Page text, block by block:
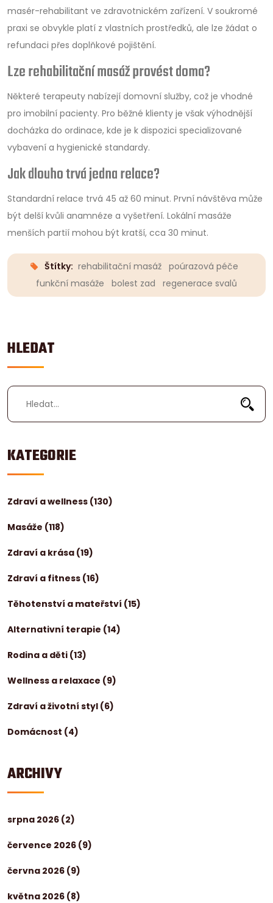
HLEDAT
KATEGORIE
Zdraví a wellness (130)
Masáže (118)
Zdraví a krása (19)
Zdraví a fitness (16)
Těhotenství a mateřství (15)
Alternativní terapie (14)
Rodina a děti (13)
Wellness a relaxace (9)
Zdraví a životní styl (6)
Domácnost (4)
ARCHIVY
srpna 2026 (2)
července 2026 (9)
června 2026 (9)
května 2026 (8)
masér-rehabilitant ve zdravotnickém zařízení. V soukromé
praxi se obvykle platí z vlastních prostředků, ale lze žádat o
refundaci přes doplňkové pojištění.
Lze rehabilitační masáž provést doma?
Některé terapeuty nabízejí domovní služby, což je vhodné
pro imobilní pacienty. Pro běžné klienty je však výhodnější
docházka do ordinace, kde je k dispozici specializované
vybavení a hygienické standardy.
Jak dlouho trvá jedna relace?
Standardní relace trvá 45 až 60 minut. První návštěva může
být delší kvůli anamnéze a vyšetření. Lokální masáže
menších partií mohou být kratší, cca 30 minut.
Štítky: rehabilitační masáž poúrazová péče
funkční masáže
bolest zad regenerace svalů